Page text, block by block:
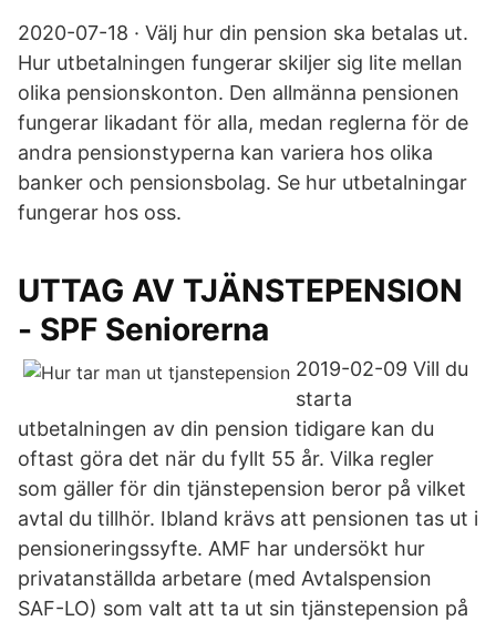
2020-07-18 · Välj hur din pension ska betalas ut.
Hur utbetalningen fungerar skiljer sig lite mellan
olika pensionskonton. Den allmänna pensionen
fungerar likadant för alla, medan reglerna för de
andra pensionstyperna kan variera hos olika
banker och pensionsbolag. Se hur utbetalningar
fungerar hos oss.
UTTAG AV TJÄNSTEPENSION
- SPF Seniorerna
2019-02-09 Vill du
starta
utbetalningen av din pension tidigare kan du
oftast göra det när du fyllt 55 år. Vilka regler
som gäller för din tjänstepension beror på vilket
avtal du tillhör. Ibland krävs att pensionen tas ut i
pensioneringssyfte. AMF har undersökt hur
privatanställda arbetare (med Avtalspension
SAF-LO) som valt att ta ut sin tjänstepension på